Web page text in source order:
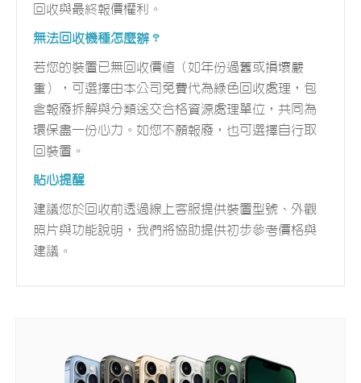
回收與最終報價權利。
無法回收機種怎麼辦？
若您的裝置已無回收價值（如年份過舊或損壞嚴
重），可選擇由本公司免費代為綠色回收處理，包
含報廢拆解與分類送交合格資源處理單位，共同為
環保盡一份心力。如您不願報廢，也可選擇自行取
回裝置。
貼心提醒
建議您於回收前透過線上客服提供裝置型號、外觀
照片與功能說明，我們將協助提供初步參考價格與
建議。